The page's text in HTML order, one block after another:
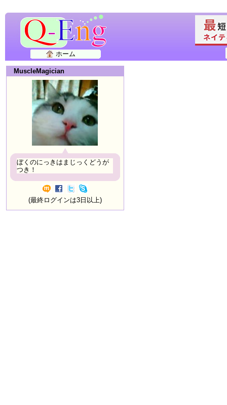
ホーム
MuscleMagician
ぼくのにっきはまじっくどうが
つき！
(最終ログインは3日以上)